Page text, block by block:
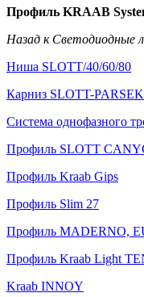
Профиль KRAAB
Назад к Светодиодные
Ниша SLOTT/40/60/80
Карниз SLOTT-
Система однофазного
Профиль SLOTT
Профиль Kraab Gips
Профиль Slim 27
Профиль MADERNO,
Профиль Kraab Light
Kraab INNOY